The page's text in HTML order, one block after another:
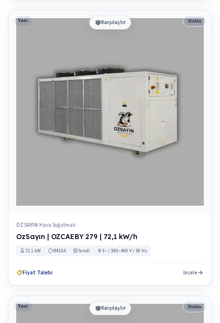
Karşılaştır
Yeni Stokta
ÖZSAYIN|Hava Soğutmalı
OzSayın | OZCAEBY 279 | 72,1 kW/h
72.1 kW R410A Scroll 3~ / 380–400 V / 50 Hz
Fiyat Talebi İncele
Karşılaştır
Yeni Stokta